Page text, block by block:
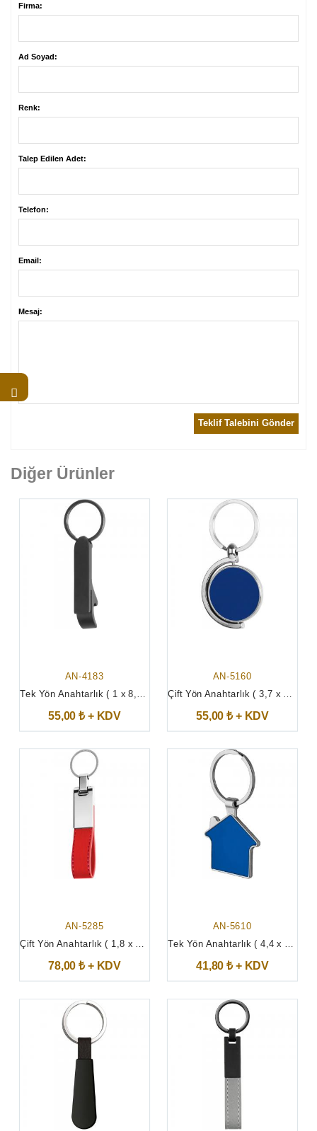
Firma:
Ad Soyad:
Renk:
Talep Edilen Adet:
Telefon:
Email:
Mesaj:
Teklif Talebini Gönder
Diğer Ürünler
AN-4183
55,00 ₺ + KDV
AN-5160
55,00 ₺ + KDV
AN-5285
78,00 ₺ + KDV
AN-5610
41,80 ₺ + KDV